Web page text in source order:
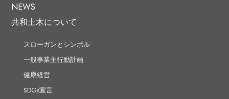
NEWS
共和土木について
スローガンとシンボル
一般事業主行動計画
健康経営
SDGs宣言